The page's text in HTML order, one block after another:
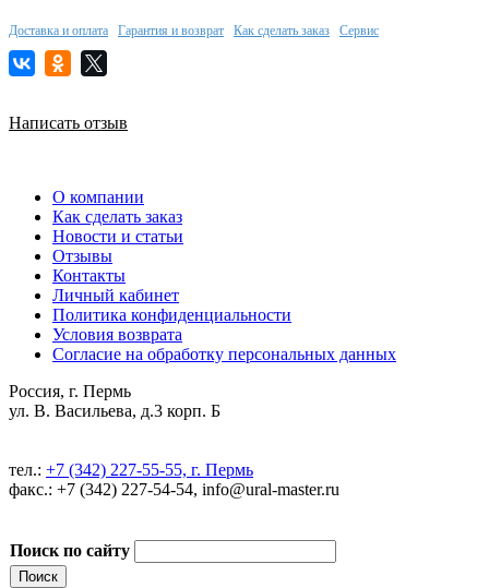
Доставка и оплата Гарантия и возврат Как сделать заказ Сервис
Написать отзыв
О компании
Как сделать заказ
Новости и статьи
Отзывы
Контакты
Личный кабинет
Политика конфиденциальности
Условия возврата
Согласие на обработку персональных данных
Россия, г. Пермь
ул. В. Васильева, д.3 корп. Б
тел.: +7 (342) 227-55-55, г. Пермь
факс.: +7 (342) 227-54-54, info@ural-master.ru
Поиск по сайту